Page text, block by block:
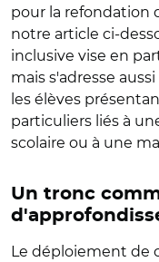
pour la refondation
notre article ci-
inclusive vise en
mais s'adresse
les élèves
particuliers liés à
scolaire ou à une
Un tronc
Le déploiement de